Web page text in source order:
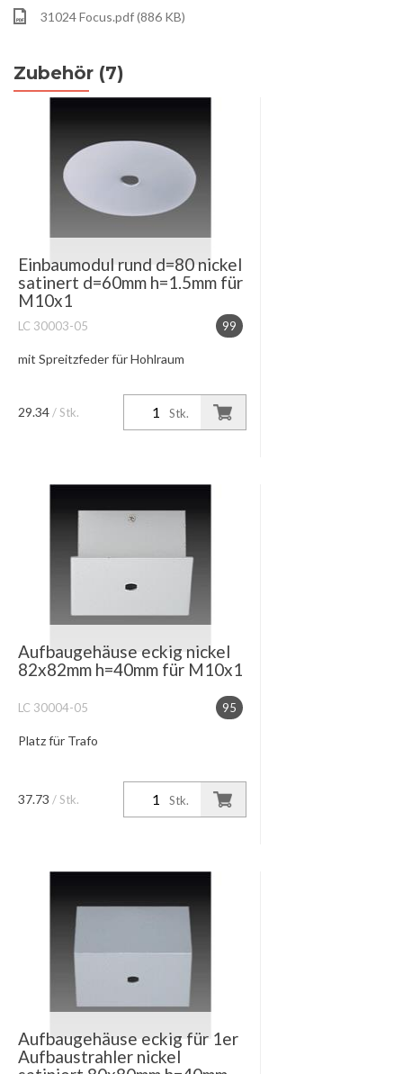
31024 Focus.pdf (886 KB)
Zubehör (7)
Einbaumodul rund d=80 nickel
satinert d=60mm h=1.5mm für
M10x1
99
LC 30003-05
mit Spreitzfeder für Hohlraum
Stk.
29.34/ Stk.
Aufbaugehäuse eckig nickel
82x82mm h=40mm für M10x1
95
LC 30004-05
Platz für Trafo
Stk.
37.73 / Stk.
Aufbaugehäuse eckig für 1er
Aufbaustrahler nickel